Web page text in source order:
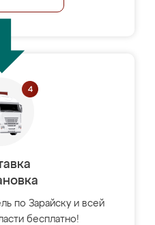
по Зарайску и всей
бесплатно!